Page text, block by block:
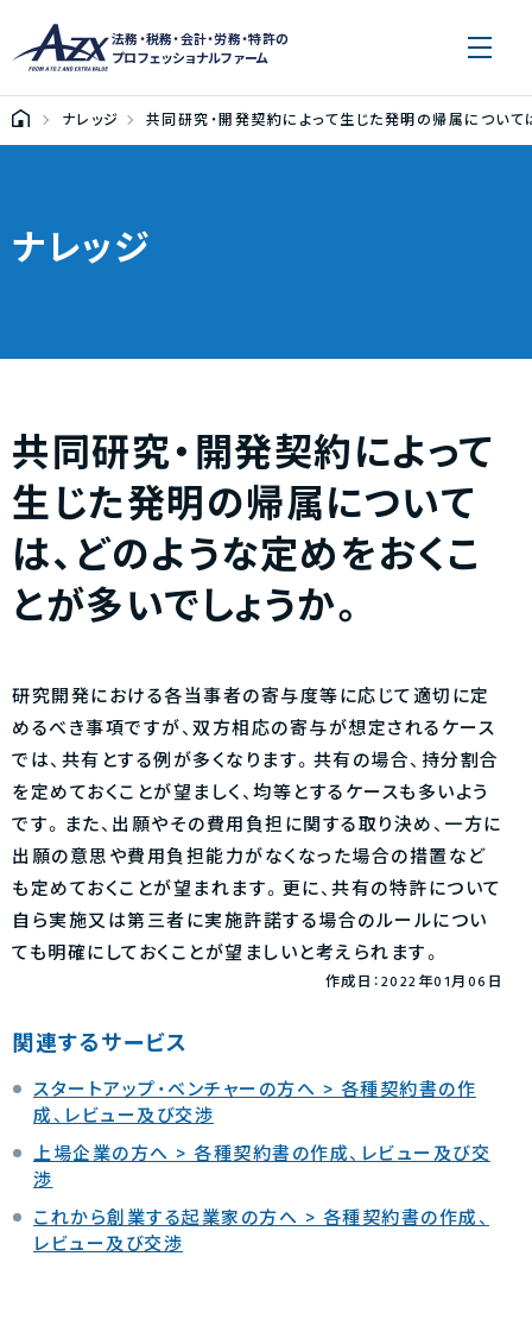
法務・税務・会計・労務・特許の
プロフェッショナルファーム
ナレッジ 共同研究・開発契約によって生じた発明の帰属について
ナレッジ
共同研究・開発契約によって
生じた発明の帰属について
は、どのような定めをおくこ
とが多いでしょうか。
研究開発における各当事者の寄与度等に応じて適切に定
めるべき事項ですが、双方相応の寄与が想定されるケース
では、共有とする例が多くなります。共有の場合、持分割合
を定めておくことが望ましく、均等とするケースも多いよう
です。また、出願やその費用負担に関する取り決め、一方に
出願の意思や費用負担能力がなくなった場合の措置など
も定めておくことが望まれます。更に、共有の特許について
自ら実施又は第三者に実施許諾する場合のルールについ
ても明確にしておくことが望ましいと考えられます。
作成日：2022年01月06日
関連するサービス
スタートアップ・ベンチャーの方へ > 各種契約書の作
成、レビュー及び交渉
上場企業の方へ > 各種契約書の作成、レビュー及び交
渉
これから創業する起業家の方へ > 各種契約書の作成、
レビュー及び交渉